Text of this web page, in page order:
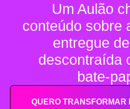
Um Aulão
conteúdo sobre
entregue
descontraída
bate-
QUERO TRANSFORMAR